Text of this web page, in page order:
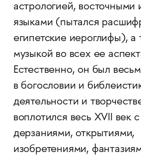
астрологией, восточными
языками (пытался
египетские иероглифы), а
музыкой во всех ее
Естественно, он был
в богословии и
деятельности и
воплотился весь XVII век
дерзаниями, открытиями,
изобретениями,